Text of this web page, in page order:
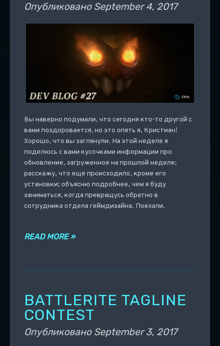
Опубликовано September 4, 2017
Вы наверно подумали, что сегодня кто-то другой с
вами поздоровается, но это опять я, Кристиан!
Хорошо, что вы заглянули. На этой неделе я
поделюсь с вами кусочками информации про
обновление, загруженное на прошлой неделе;
расскажу, что ещё происходило, кроме его
установки; объясню подробнее, чем я буду
заниматься, когда превращусь обратно в
сотрудника отдела геймдизайна. Поехали.
READ MORE »
BATTLERITE TAGLINE
CONTEST
Опубликовано September 3, 2017